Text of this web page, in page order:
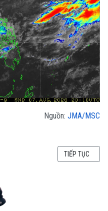
Nguồn: JMA/MSC
BÀI VIẾT KẾ
TIẾP TỤC